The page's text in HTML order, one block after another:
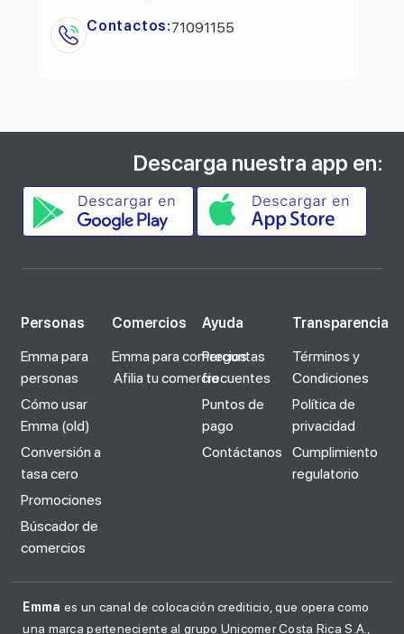
Contactos:71091155
Descarga nuestra app en:
Personas
Emma para
personas
Cómo usar
Emma (old)
Conversión a
tasa cero
Promociones
Búscador de
comercios
Comercios
Emma para comercios
Afilia tu comercio
Ayuda
Preguntas
frecuentes
Puntos de
pago
Contáctanos
Transparencia
Términos y
Condiciones
Política de
privacidad
Cumplimiento
regulatorio
Emma es un canal de colocación crediticio, que opera como
una marca perteneciente al grupo Unicomer Costa Rica S.A.,